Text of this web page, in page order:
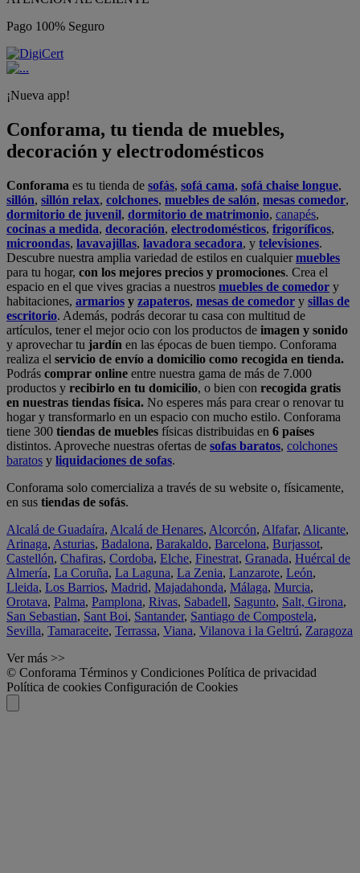
Pago 100% Seguro
¡Nueva app!
Conforama, tu tienda de muebles,
decoración y electrodomésticos
Conforama es tu tienda de sofás, sofá cama, sofá chaise longue,
sillón, sillón relax, colchones, muebles de salón, mesas comedor,
dormitorio de juvenil, dormitorio de matrimonio, canapés,
cocinas a medida, decoración, electrodomésticos, frigoríficos,
microondas, lavavajillas, lavadora secadora, y televisiones.
Descubre nuestra amplia variedad de estilos en cualquiermuebles
para tu hogar, con los mejores precios y promociones. Crea el
espacio en el que vives gracias a nuestros muebles de comedor y
habitaciones, armarios y zapateros, mesas de comedor y sillas de
escritorio. Además, podrás decorar tu casa con multitud de
artículos, tener el mejor ocio con los productos de imagen y sonido
y aprovechar tu jardín en las épocas de buen tiempo. Conforama
realiza el servicio de envío a domicilio como recogida en tienda.
Podrás comprar online entre nuestra gama de más de 7.000
productos y recibirlo en tu domicilio, o bien con recogida gratis
en nuestras tiendas física. No esperes más para crear o renovar tu
hogar y transformarlo en un espacio con mucho estilo. Conforama
tiene 300 tiendas de muebles físicas distribuidas en 6 países
distintos. Aproveche nuestras ofertas de sofas baratos, colchones
baratos y liquidaciones de sofas.
Conforama solo comercializa a través de su website o, físicamente,
en sus tiendas de sofás.
Alcalá de Guadaíra, Alcalá de Henares, Alcorcón, Alfafar, Alicante,
Arinaga, Asturias, Badalona, Barakaldo, Barcelona, Burjassot,
Castellón, Chafiras, Cordoba, Elche, Finestrat, Granada, Huércal de
Almería, La Coruña, La Laguna, La Zenia, Lanzarote, León,
Lleida, Los Barrios, Madrid, Majadahonda, Málaga, Murcia,
Orotava, Palma, Pamplona, Rivas, Sabadell, Sagunto, Salt, Girona,
San Sebastian, Sant Boi, Santander, Santiago de Compostela,
Sevilla, Tamaraceite, Terrassa, Viana, Vilanova i la Geltrú, Zaragoza
Ver más >>
© Conforama Términos y Condiciones Política de privacidad
Política de cookies Configuración de Cookies